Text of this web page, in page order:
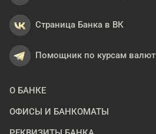
Страница Банка в ВК
Помощник по курсам валют
О БАНКЕ
ОФИСЫ И БАНКОМАТЫ